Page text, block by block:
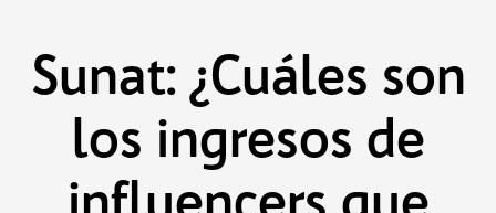
contenidoSunat: ¿Cuáles son
los ingresos de